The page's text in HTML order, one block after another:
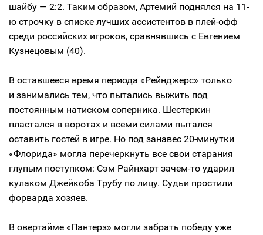
шайбу — 2:2. Таким образом, Артемий поднялся на 11-
ю строчку в списке лучших ассистентов в плей-офф
среди российских игроков, сравнявшись с Евгением
Кузнецовым (40).
В оставшееся время периода «Рейнджерс» только
и занимались тем, что пытались выжить под
постоянным натиском соперника. Шестеркин
пластался в воротах и всеми силами пытался
оставить гостей в игре. Но под занавес 20-минутки
«Флорида» могла перечеркнуть все свои старания
глупым поступком: Сэм Райнхарт зачем-то ударил
кулаком Джейкоба Трубу по лицу. Судьи простили
форварда хозяев.
В овертайме «Пантерз» могли забрать победу уже